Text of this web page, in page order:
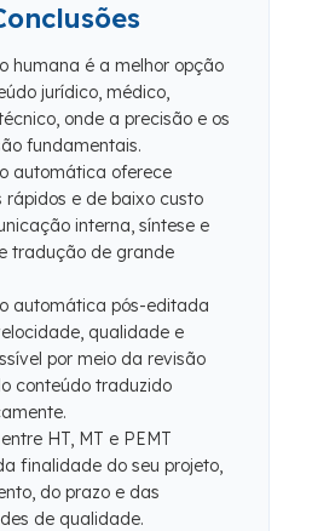
humana é a melhor opção
jurídico, médico,
onde a precisão e os
fundamentais.
automática oferece
rápidos e de baixo custo
interna, síntese e
tradução de grande
automática pós-editada
qualidade e
por meio da revisão
conteúdo traduzido
HT, MT e PEMT
finalidade do seu projeto,
do prazo e das
de qualidade.